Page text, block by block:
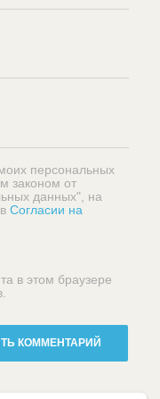
персональных
законом от
данных", на
Согласии на
в этом браузере